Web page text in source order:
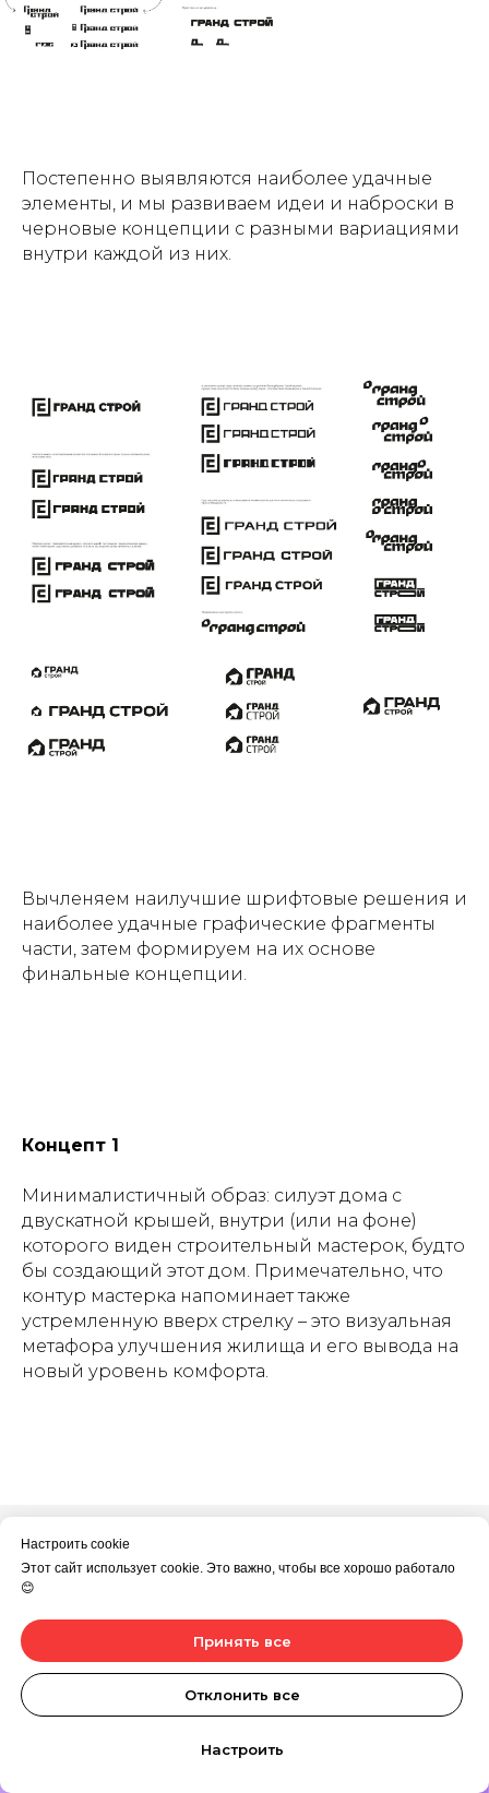
Постепенно выявляются наиболее удачные
элементы, и мы развиваем идеи и наброски в
черновые концепции с разными вариациями
внутри каждой из них.
Вычленяем наилучшие шрифтовые решения и
наиболее удачные графические фрагменты
части, затем формируем на их основе
финальные концепции.
Концепт 1
Минималистичный образ: силуэт дома с
двускатной крышей, внутри (или на фоне)
которого виден строительный мастерок, будто
бы создающий этот дом. Примечательно, что
контур мастерка напоминает также
устремленную вверх стрелку – это визуальная
метафора улучшения жилища и его вывода на
новый уровень комфорта.
Настроить cookie
Этот сайт использует cookie. Это важно, чтобы все хорошо работало
😊
Принять все
Отклонить все
Настроить